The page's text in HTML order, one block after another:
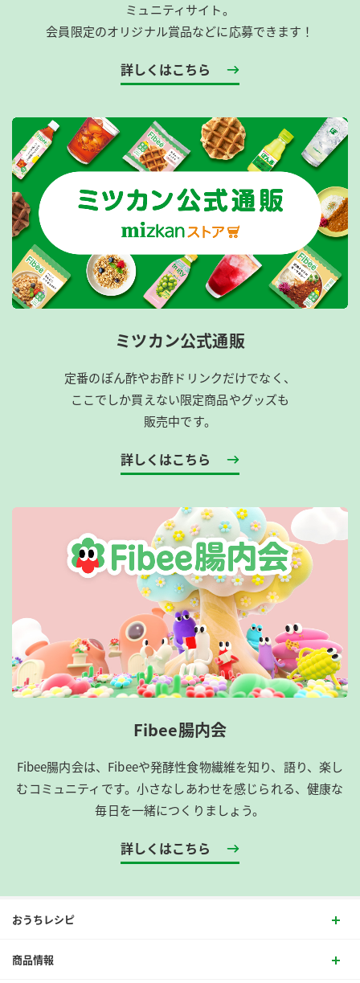
ミュニティサイト。
会員限定のオリジナル賞品などに応募できます！
詳しくはこちら
ミツカン公式通販
定番のぽん酢やお酢ドリンクだけでなく、
ここでしか買えない限定商品やグッズも
販売中です。
詳しくはこちら
Fibee腸内会
Fibee腸内会は、​Fibeeや発酵性食物繊維を知り、語り、楽し
むコミュニティです。​小さなしあわせを感じられる、健康な
毎日を一緒につくりましょう。
詳しくはこちら
おうちレシピ
商品情報